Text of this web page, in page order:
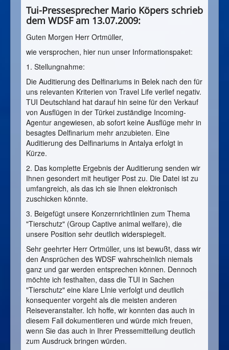
Tui-Pressesprecher Mario Köpers schrieb
dem WDSF am 13.07.2009:
Guten Morgen Herr Ortmüller,
wie versprochen, hier nun unser Informationspaket:
1. Stellungnahme:
Die Auditierung des Delfinariums in Belek nach den für
uns relevanten Kriterien von Travel Life verlief negativ.
TUI Deutschland hat darauf hin seine für den Verkauf
von Ausflügen in der Türkei zuständige Incoming-
Agentur angewiesen, ab sofort keine Ausflüge mehr in
besagtes Delfinarium mehr anzubieten. Eine
Auditierung des Delfinariums in Antalya erfolgt in
Kürze.
2. Das komplette Ergebnis der Auditierung senden wir
Ihnen gesondert mit heutiger Post zu. Die Datei ist zu
umfangreich, als das ich sie Ihnen elektronisch
zuschicken könnte.
3. Beigefügt unsere Konzernrichtlinien zum Thema
"Tierschutz" (Group Captive animal welfare), die
unsere Position sehr deutlich widerspiegelt.
Sehr geehrter Herr Ortmüller, uns ist bewußt, dass wir
den Ansprüchen des WDSF wahrscheinlich niemals
ganz und gar werden entsprechen können. Dennoch
möchte ich festhalten, dass die TUI in Sachen
"Tierschutz" eine klare LInie verfolgt und deutlich
konsequenter vorgeht als die meisten anderen
Reiseveranstalter. Ich hoffe, wir konnten das auch in
diesem Fall dokumentieren und würde mich freuen,
wenn Sie das auch in Ihrer Pressemitteilung deutlich
zum Ausdruck bringen würden.